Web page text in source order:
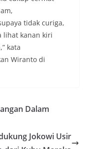
tidak curiga,
lihat kanan kiri
kata
Wiranto di
Dalam
Jokowi Usir